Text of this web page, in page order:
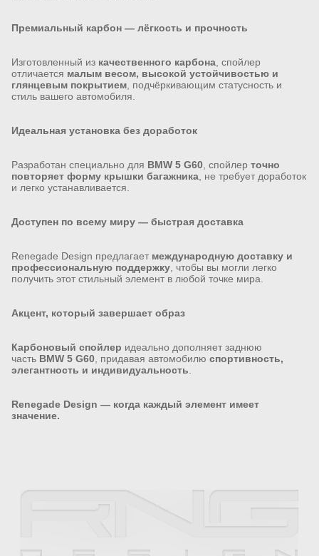
Премиальный карбон — лёгкость и прочность
Изготовленный из качественного карбона , спойлер
отличается малым весом, высокой устойчивостью и
глянцевым покрытием , подчёркивающим статусность и
стиль вашего автомобиля.
Идеальная установка без доработок
Разработан специально для BMW 5 G60 , спойлер точно
повторяет форму крышки багажника , не требует доработок
и легко устанавливается.
Доступен по всему миру — быстрая доставка
Renegade Design предлагает международную доставку и
профессиональную поддержку , чтобы вы могли легко
получить этот стильный элемент в любой точке мира.
Акцент, который завершает образ
Карбоновый спойлер идеально дополняет заднюю
часть BMW 5 G60 , придавая автомобилю спортивность,
элегантность и индивидуальность
Renegade Design — когда каждый элемент имеет
значение.